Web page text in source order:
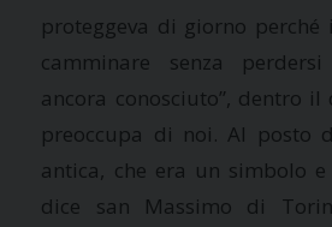
proteggeva di giorno perché
camminare senza
ancora conosciuto”, dentro il
preoccupa di noi. Al posto
antica, che era un simbolo e
dice san Massimo di